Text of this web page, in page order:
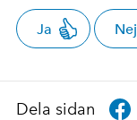
Ja Nej
Dela sidan